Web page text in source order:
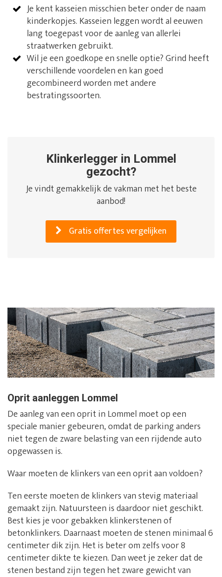
Je kent kasseien misschien beter onder de naam
kinderkopjes. Kasseien leggen wordt al eeuwen
lang toegepast voor de aanleg van allerlei
straatwerken gebruikt.
Wil je een goedkope en snelle optie? Grind heeft
verschillende voordelen en kan goed
gecombineerd worden met andere
bestratingssoorten.
Klinkerlegger in Lommel
gezocht?
Je vindt gemakkelijk de vakman met het beste
aanbod!
Gratis offertes vergelijken
Oprit aanleggen Lommel
De aanleg van een oprit in Lommel moet op een
speciale manier gebeuren, omdat de parking anders
niet tegen de zware belasting van een rijdende auto
opgewassen is.
Waar moeten de klinkers van een oprit aan voldoen?
Ten eerste moeten de klinkers van stevig materiaal
gemaakt zijn. Natuursteen is daardoor niet geschikt.
Best kies je voor gebakken klinkerstenen of
betonklinkers. Daarnaast moeten de stenen minimaal 6
centimeter dik zijn. Het is beter om zelfs voor 8
centimeter dikte te kiezen. Dan weet je zeker dat de
stenen bestand zijn tegen het zware gewicht van